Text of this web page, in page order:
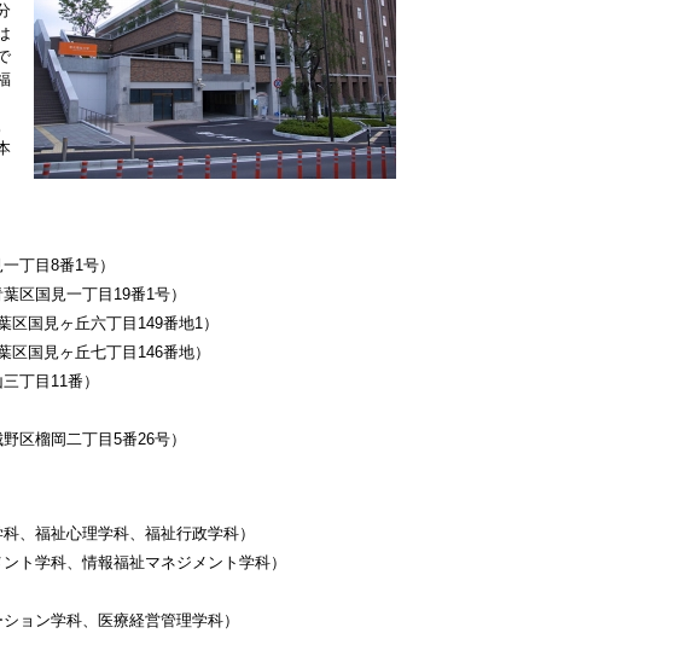
丁目8番1号）
区国見一丁目19番1号）
国見ヶ丘六丁目149番地1）
国見ヶ丘七丁目146番地）
丁目11番）
区榴岡二丁目5番26号）
、福祉心理学科、福祉行政学科）
ト学科、情報福祉マネジメント学科）
ョン学科、医療経営管理学科）